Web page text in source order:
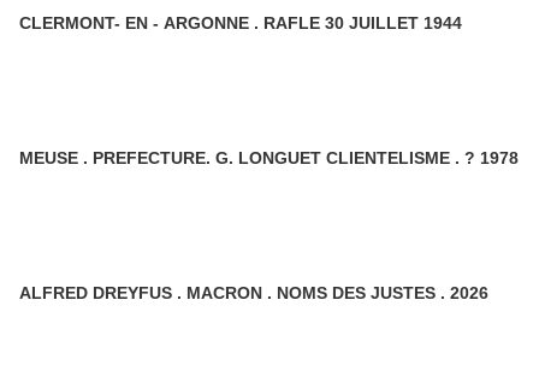
CLERMONT- EN - ARGONNE . RAFLE 30 JUILLET 1944
MEUSE . PREFECTURE. G. LONGUET CLIENTELISME . ? 1978
ALFRED DREYFUS . MACRON . NOMS DES JUSTES . 2026